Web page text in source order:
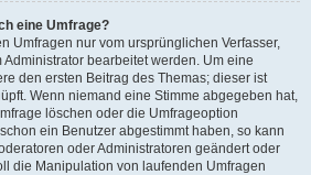
eine Umfrage?
Umfragen nur vom ursprünglichen Verfasser,
bearbeitet werden. Um eine
den ersten Beitrag des Themas; dieser ist
Wenn niemand eine Stimme abgegeben hat,
löschen oder die Umfrageoption
ein Benutzer abgestimmt haben, so kann
oder Administratoren geändert oder
die Manipulation von laufenden Umfragen